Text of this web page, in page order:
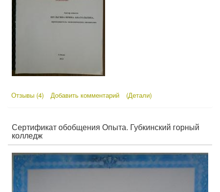
Отзывы (4) Добавить комментарий (Детали)
Сертификат обобщения Опыта. Губкинский горный
колледж